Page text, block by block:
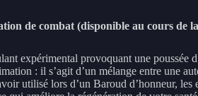
de combat (disponible au cours de
expérimental provoquant une poussée
: il s’agit d’un mélange entre une
utilisé lors d’un Baroud d’honneur, les